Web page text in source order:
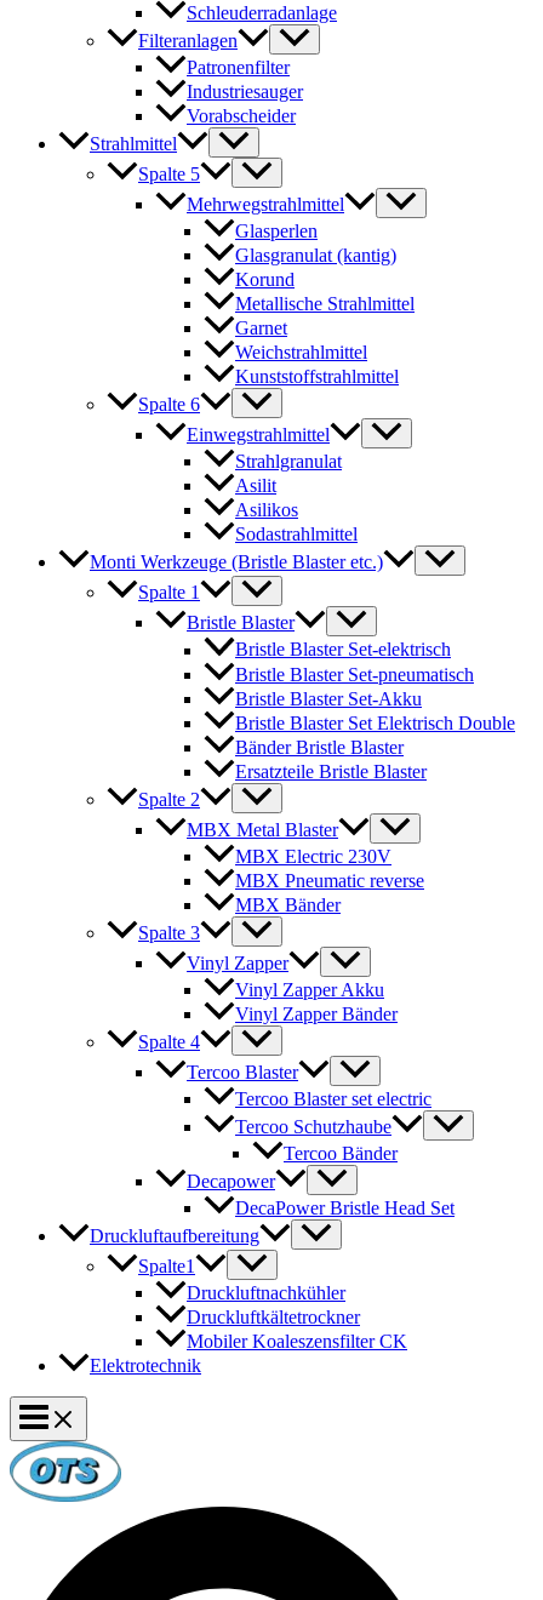
Schleuderradanlage
Filteranlagen
Patronenfilter
Industriesauger
Vorabscheider
Strahlmittel
Spalte 5
Mehrwegstrahlmittel
Glasperlen
Glasgranulat (kantig)
Korund
Metallische Strahlmittel
Garnet
Weichstrahlmittel
Kunststoffstrahlmittel
Spalte 6
Einwegstrahlmittel
Strahlgranulat
Asilit
Asilikos
Sodastrahlmittel
Monti Werkzeuge (Bristle Blaster etc.)
Spalte 1
Bristle Blaster
Bristle Blaster Set-elektrisch
Bristle Blaster Set-pneumatisch
Bristle Blaster Set-Akku
Bristle Blaster Set Elektrisch Double
Bänder Bristle Blaster
Ersatzteile Bristle Blaster
Spalte 2
MBX Metal Blaster
MBX Electric 230V
MBX Pneumatic reverse
MBX Bänder
Spalte 3
Vinyl Zapper
Vinyl Zapper Akku
Vinyl Zapper Bänder
Spalte 4
Tercoo Blaster
Tercoo Blaster set electric
Tercoo Schutzhaube
Tercoo Bänder
Decapower
DecaPower Bristle Head Set
Druckluftaufbereitung
Spalte1
Druckluftnachkühler
Druckluftkältetrockner
Mobiler Koaleszensfilter CK
Elektrotechnik